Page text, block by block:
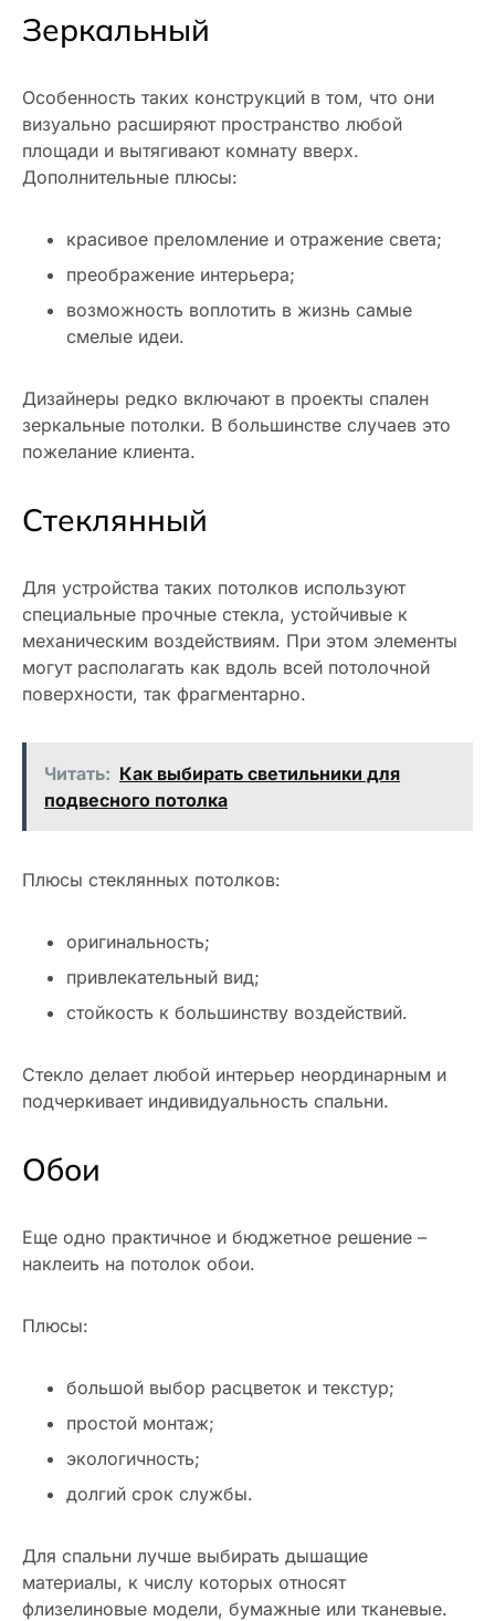
Зеркальный
Особенность таких конструкций в том, что они
визуально расширяют пространство любой
площади и вытягивают комнату вверх.
Дополнительные плюсы:
красивое преломление и отражение света;
преображение интерьера;
возможность воплотить в жизнь самые
смелые идеи.
Дизайнеры редко включают в проекты спален
зеркальные потолки. В большинстве случаев это
пожелание клиента.
Стеклянный
Для устройства таких потолков используют
специальные прочные стекла, устойчивые к
механическим воздействиям. При этом элементы
могут располагать как вдоль всей потолочной
поверхности, так фрагментарно.
Читать: Как выбирать светильники для
подвесного потолка
Плюсы стеклянных потолков:
оригинальность;
привлекательный вид;
стойкость к большинству воздействий.
Стекло делает любой интерьер неординарным и
подчеркивает индивидуальность спальни.
Обои
Еще одно практичное и бюджетное решение –
наклеить на потолок обои.
Плюсы:
большой выбор расцветок и текстур;
простой монтаж;
экологичность;
долгий срок службы.
Для спальни лучше выбирать дышащие
материалы, к числу которых относят
флизелиновые модели, бумажные или тканевые.